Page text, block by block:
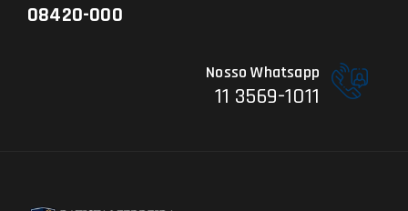
08420-000
Nosso Whatsapp
11 3569-1011